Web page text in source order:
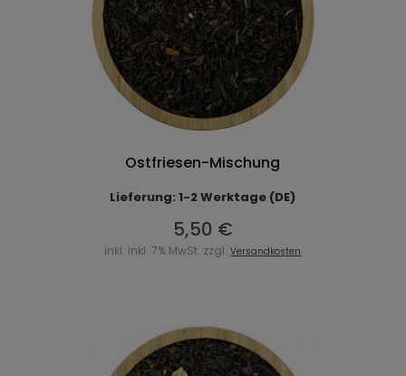
Ostfriesen-Mischung
Lieferung: 1-2 Werktage (DE)
5,50 €
inkl. inkl. 7% MwSt. zzgl.Versandkosten